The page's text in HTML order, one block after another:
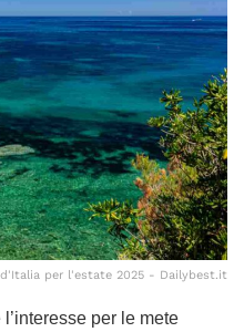
per l'estate 2025 - Dailybest.it
per le mete